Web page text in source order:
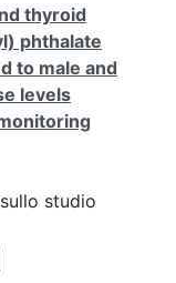
thyroid
phthalate
to male and
levels
studio